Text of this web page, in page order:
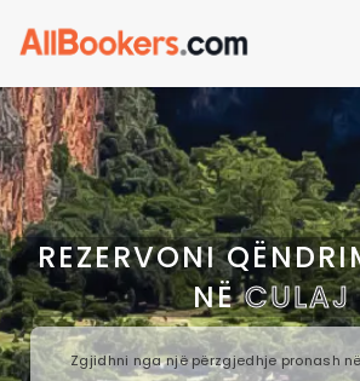
REZERVONI
NËCULAJ
Zgjidhni nga një përzgjedhje pronash